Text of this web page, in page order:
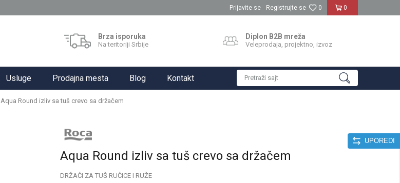
0
0
Prijavite se Registrujte se
Brza isporuka
Na teritoriji Srbije
Diplon B2B mreža
Veleprodaja, projektno, izvoz
Usluge Prodajna mesta Blog Kontakt Pretraži sajt
UPOREDI
Aqua Round izliv sa tuš crevo sa držačem
Aqua Round izliv sa tuš crevo sa držačem
DRŽAČI ZA TUŠ RUČICE I RUŽE